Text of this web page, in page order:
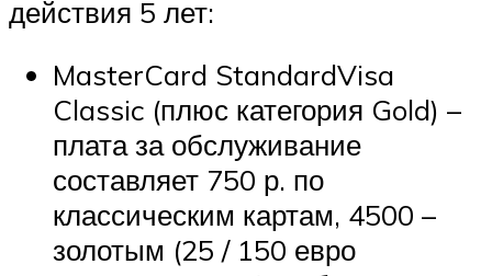
действия 5 лет:
MasterCard StandardVisa
Classic (плюс категория Gold) –
плата за обслуживание
составляет 750 р. по
классическим картам, 4500 –
золотым (25 / 150 евро